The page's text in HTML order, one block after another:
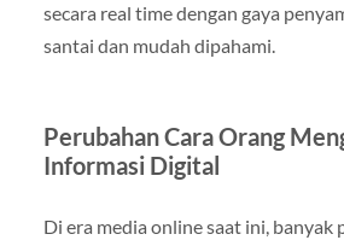
secara real time dengan gaya
santai dan mudah dipahami.
Perubahan Cara Orang
Informasi Digital
Di era media online saat ini, banyak